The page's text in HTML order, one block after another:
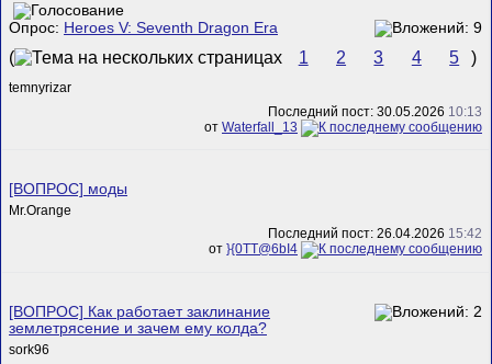
Опрос: Heroes V: Seventh Dragon Era
( 1 2 3 4 5 )
temnyrizar
Последний пост: 30.05.2026 10:13
от Waterfall_13
[ВОПРОС] моды
Mr.Orange
Последний пост: 26.04.2026 15:42
от }{0TT@6bI4
[ВОПРОС] Как работает заклинание
землетрясение и зачем ему колда?
sork96